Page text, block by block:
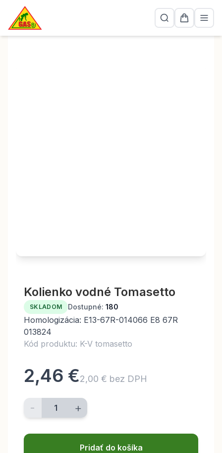
Kolienko vodné Tomasetto
SKLADOM Dostupné: 180
Homologizácia: E13-67R-014066 E8 67R
013824
Kód produktu: K-V tomasetto
2,46 €2,00 € bez DPH
- +
Pridať do košíka